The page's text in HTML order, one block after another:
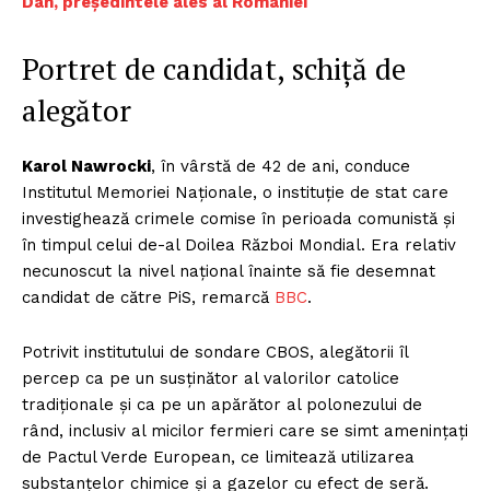
Portret de candidat, schiță de
alegător
Karol Nawrocki, în vârstă de 42 de ani, conduce
Institutul Memoriei Naționale, o instituție de stat care
investighează crimele comise în perioada comunistă și
în timpul celui de-al Doilea Război Mondial. Era relativ
necunoscut la nivel național înainte să fie desemnat
candidat de către PiS, remarcă BBC.
Potrivit institutului de sondare CBOS, alegătorii îl
percep ca pe un susținător al valorilor catolice
tradiționale și ca pe un apărător al polonezului de
rând, inclusiv al micilor fermieri care se simt amenințați
de Pactul Verde European, ce limitează utilizarea
substanțelor chimice și a gazelor cu efect de seră.